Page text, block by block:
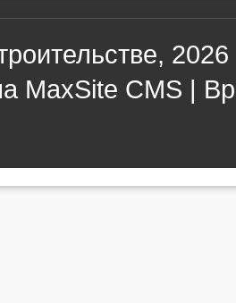
2026
MaxSite CMS |